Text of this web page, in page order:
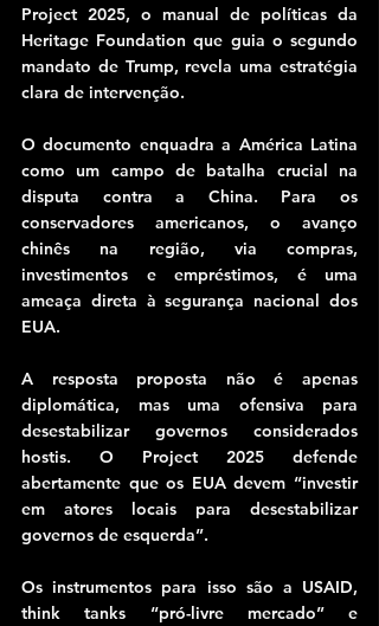
Project 2025, o manual de políticas da
Heritage Foundation que guia o segundo
mandato de Trump, revela uma estratégia
clara de intervenção.
O documento enquadra a América Latina
como um campo de batalha crucial na
disputa contra a China. Para os
conservadores americanos, o avanço
chinês na região, via compras,
investimentos e empréstimos, é uma
ameaça direta à segurança nacional dos
EUA.
A resposta proposta não é apenas
diplomática, mas uma ofensiva para
desestabilizar governos considerados
hostis. O Project 2025 defende
abertamente que os EUA devem “investir
em atores locais para desestabilizar
governos de esquerda”.
Os instrumentos para isso são a USAID,
think tanks “pró-livre mercado” e